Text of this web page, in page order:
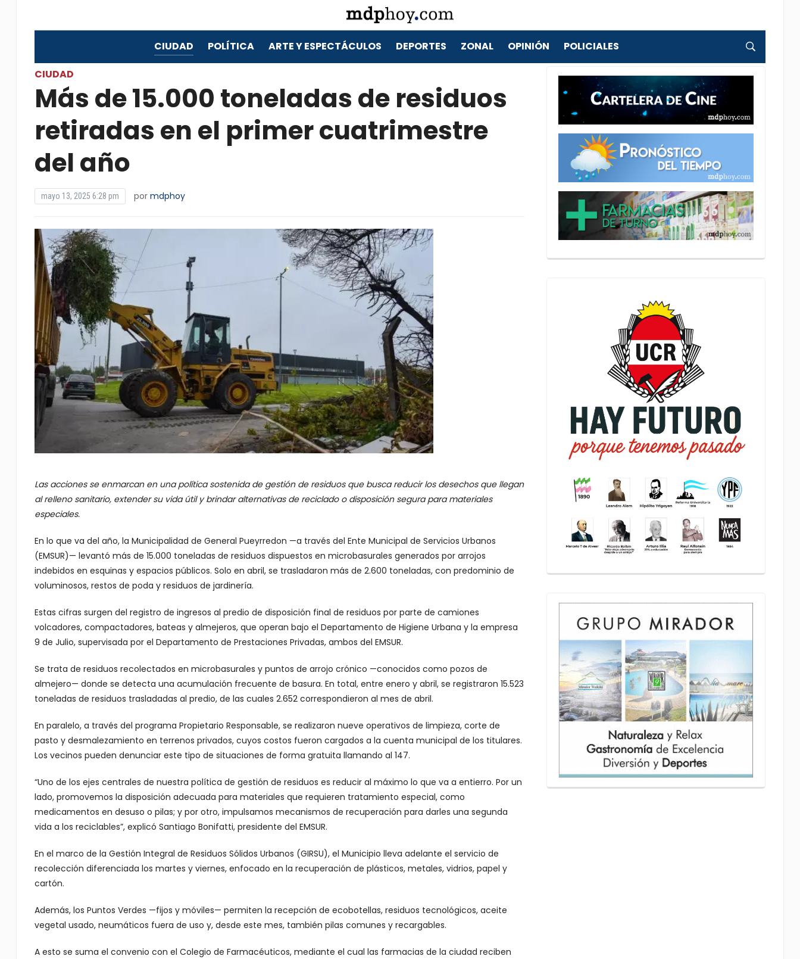
CIUDAD POLÍTICA ARTE Y ESPECTÁCULOS DEPORTES ZONAL OPINIÓN POLICIALES
CIUDAD
Más de 15.000 toneladas de residuos
retiradas en el primer cuatrimestre
del año
mayo 13, 2025 6:28 pm por mdphoy
Las acciones se enmarcan en una política sostenida de gestión de residuos que busca reducir los desechos que llegan
al relleno sanitario, extender su vida útil y brindar alternativas de reciclado o disposición segura para materiales
especiales.
En lo que va del año, la Municipalidad de General Pueyrredon —a través del Ente Municipal de Servicios Urbanos
(EMSUR)— levantó más de 15.000 toneladas de residuos dispuestos en microbasurales generados por arrojos
indebidos en esquinas y espacios públicos. Solo en abril, se trasladaron más de 2.600 toneladas, con predominio de
voluminosos, restos de poda y residuos de jardinería.
Estas cifras surgen del registro de ingresos al predio de disposición final de residuos por parte de camiones
volcadores, compactadores, bateas y almejeros, que operan bajo el Departamento de Higiene Urbana y la empresa
9 de Julio, supervisada por el Departamento de Prestaciones Privadas, ambos del EMSUR.
Se trata de residuos recolectados en microbasurales y puntos de arrojo crónico —conocidos como pozos de
almejero— donde se detecta una acumulación frecuente de basura. En total, entre enero y abril, se registraron 15.523
toneladas de residuos trasladadas al predio, de las cuales 2.652 correspondieron al mes de abril.
En paralelo, a través del programa Propietario Responsable, se realizaron nueve operativos de limpieza, corte de
pasto y desmalezamiento en terrenos privados, cuyos costos fueron cargados a la cuenta municipal de los titulares.
Los vecinos pueden denunciar este tipo de situaciones de forma gratuita llamando al 147.
“Uno de los ejes centrales de nuestra política de gestión de residuos es reducir al máximo lo que va a entierro. Por un
lado, promovemos la disposición adecuada para materiales que requieren tratamiento especial, como
medicamentos en desuso o pilas; y por otro, impulsamos mecanismos de recuperación para darles una segunda
vida a los reciclables”, explicó Santiago Bonifatti, presidente del EMSUR.
En el marco de la Gestión Integral de Residuos Sólidos Urbanos (GIRSU), el Municipio lleva adelante el servicio de
recolección diferenciada los martes y viernes, enfocado en la recuperación de plásticos, metales, vidrios, papel y
cartón.
Además, los Puntos Verdes —fijos y móviles— permiten la recepción de ecobotellas, residuos tecnológicos, aceite
vegetal usado, neumáticos fuera de uso y, desde este mes, también pilas comunes y recargables.
A esto se suma el convenio con el Colegio de Farmacéuticos, mediante el cual las farmacias de la ciudad reciben